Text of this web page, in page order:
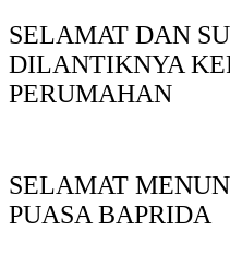
SELAMAT DAN
DILANTIKNYA
PERUMAHAN
SELAMAT
PUASA BAPRIDA